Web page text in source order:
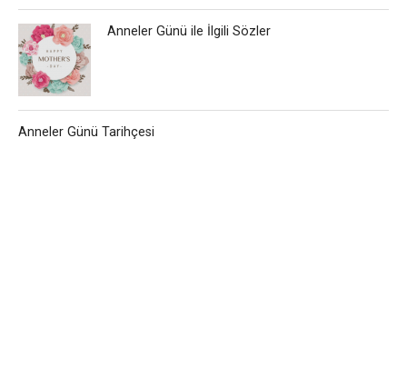
Anneler Günü ile İlgili Sözler
Anneler Günü Tarihçesi